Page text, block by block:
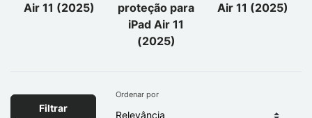
Air 11 (2025)
proteção para
iPad Air 11
(2025)
Air 11 (2025)
Filtrar
Ordenar por